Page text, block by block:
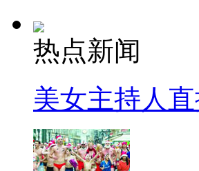
热点新闻
美女主持人